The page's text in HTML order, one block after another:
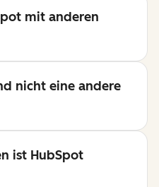
mit anderen
nicht eine andere
ist HubSpot